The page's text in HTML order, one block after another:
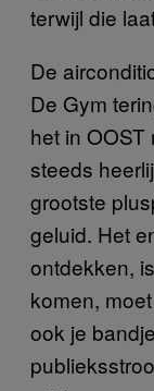
terwijl die
De
De Gym
het in
steeds
grootste
geluid. Het
ontdekken,
komen,
ook je